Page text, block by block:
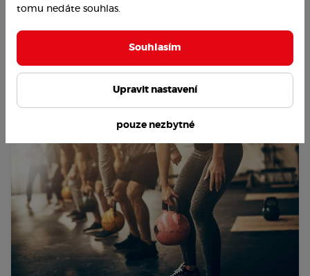
po pôrode. Jedna je v pôvodnej predpôrodnej...
#cvičenie
tomu nedáte souhlas.
Souhlasím
Upravit nastavení
pouze nezbytné